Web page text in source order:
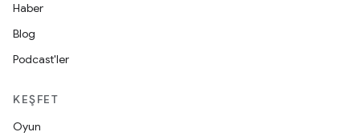
Haber
Blog
Podcast'ler
KEŞFET
Oyun